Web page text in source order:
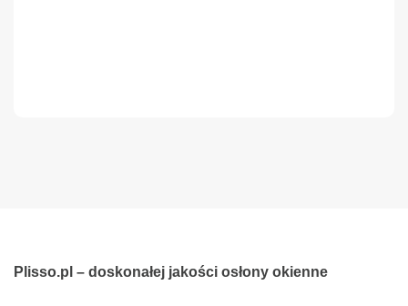
Plisso.pl – doskonałej jakości osłony okienne